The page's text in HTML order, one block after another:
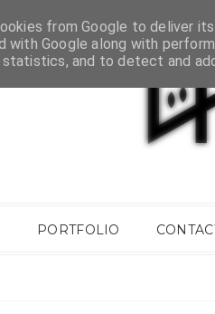
PORTFOLIO
from Google to deliver
with Google along with
and to detect and